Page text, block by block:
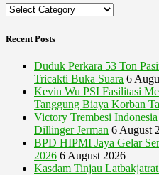
Categories
Recent Posts
Duduk Perkara 53 Ton
Tricakti Buka Suara 6
Kevin Wu PSI Fasilitasi
Tanggung Biaya Korban
Victory Trembesi
Dillinger Jerman 6 August
BPD HIPMI Jaya Gelar
2026 6 August 2026
Kasdam Tinjau